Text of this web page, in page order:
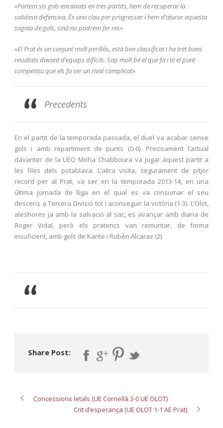
«Portem sis gols encaixats en tres partits, hem de recuperar la
solidesa defensiva. És una clau per progressar i hem d’aturar aquesta
sagnia de gols, sinó no podrem fer res»
«El Prat és un conjunt molt perillós, està ben classificat i ha tret bons
resultats davant d’equips difícils. Sap molt bé el que fa i té el punt
competitiu que els fa ser un rival complicat»
Precedents
En el partit de la temporada passada, el duel va acabar sense
gols i amb repartiment de punts (0-0). Precisament l’actual
davanter de la UEO Moha Chabboura va jugar aquest partit a
les files dels potablava. L’altra visita, segurament de pitjor
record per al Prat, va ser en la temporada 2013-14, en una
última jornada de lliga en el qual es va consumar el seu
descens a Tercera Divisió tot i aconseguir la victòria (1-3). L’Olot,
aleshores ja amb la salvació al sac, es avançar amb diana de
Roger Vidal, però els pratencs van remuntar, de forma
insuficient, amb gols de Kante i Rubén Alcaraz (2).
Share Post:
Concessions letals (UE Cornellà 3-0 UE OLOT)
Crit d’esperança (UE OLOT 1-1 AE Prat)